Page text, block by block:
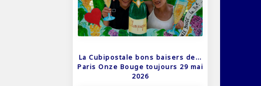
La Cubipostale bons baisers de…
Paris Onze Bouge toujours 29 mai
2026